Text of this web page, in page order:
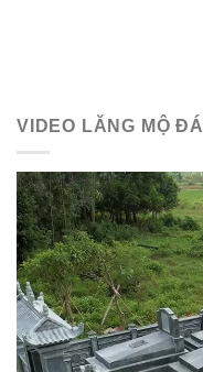
VIDEO LĂNG MỘ ĐÁ